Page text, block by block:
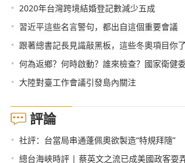
• 2020年台灣跨境結婚登記數減少五成
• 習近平這些名言警句，都出自這個重要會議
• 跟著總書記長見識敲黑板，這些冬奧項目你了
• 何為返鄉？何時啟動？誰來檢查？國家衛健
• 大陸對臺工作會議引發島內關注
評論
• 社評：台當局串通蓬佩奧欲製造“特規拜隨”
• 總台海峽時評 | 蔡英文之流已成美國政客耍